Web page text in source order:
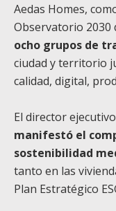
Aedas Homes,
Observatorio 2030
ocho grupos de
ciudad y territorio
calidad, digital,
El director
manifestó el
sostenibilidad
tanto en las
Plan Estratégico